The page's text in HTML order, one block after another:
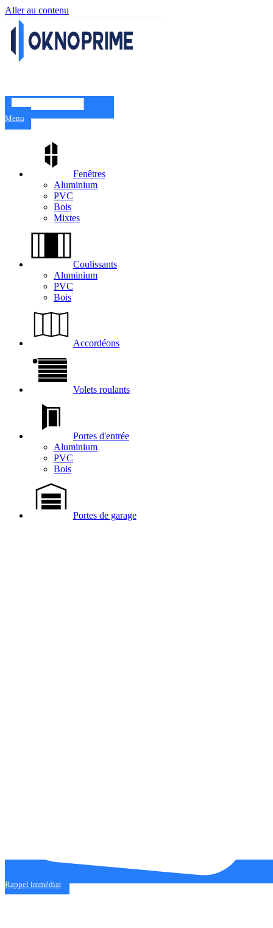
Aller au contenu
Menu
Fenêtres
Aluminium
PVC
Bois
Mixtes
Coulissants
Aluminium
PVC
Bois
Accordéons
Volets roulants
Portes d'entrée
Aluminium
PVC
Bois
Portes de garage
Rappel immédiat